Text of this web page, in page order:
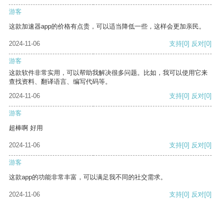
游客
这款加速器app的价格有点贵，可以适当降低一些，这样会更加亲民。
2024-11-06 支持[0] 反对[0]
游客
这款软件非常实用，可以帮助我解决很多问题。比如，我可以使用它来
查找资料、翻译语言、编写代码等。
2024-11-06
支持[0] 反对[0]
游客
超棒啊 好用
2024-11-06 支持[0] 反对[0]
游客
这款app的功能非常丰富，可以满足我不同的社交需求。
2024-11-06 支持[0] 反对[0]